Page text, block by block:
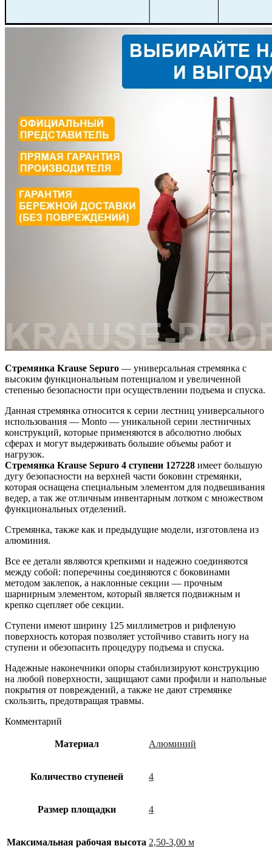
Стремянка Krause Sepuro — универсальная стремянка с
высоким функциональным потенциалом и увеличенной
степенью безопасности при осуществлении подъема и спуска.
Данная стремянка относится к серии лестниц универсального
использования — Monto — уникальной серии лестничных
конструкций, которые применяются в абсолютно любых
сферах и могут выдерживать большие объемы работ и
нагрузок.
Стремянка Krause Sepuro 4 ступени 127228 имеет большую
дугу безопасности на верхней части боковин стремянки,
которая оснащена специальным элементом для подвешивания
ведер, а так же отличным инвентарным лотком с множеством
функциональных отделений.
Стремянка, также как и предыдущие модели, изготовлена из
алюминия.
Все ее детали являются крепкими и надежно соединяются
между собой: поперечины соединяются с боковинами
методом заклепок, а наклонные секции — прочным
шарнирным элементом, который является подвижным и
крепко сцепляет обе секции.
Ступени имеют ширину 125 миллиметров и рифленую
поверхность которая позволяет устойчиво ставить ногу на
ступени и обезопасить процедуру подъема и спуска.
Надежные наконечники опоры стабилизируют конструкцию
на любой поверхности, защищают сами профили и напольные
покрытия от повреждений, а также не дают стремянке
скользить, предотвращая травмы.
Комментарий
Материал Алюминий
Количество ступеней 4
Размер площадки 4
Максимальная рабочая высота 2,50-3,00 м